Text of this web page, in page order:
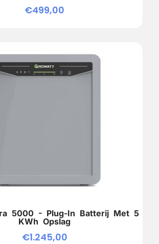
€499,00
5000 - Plug-In Batterij Met 5
KWh Opslag
€1.245,00